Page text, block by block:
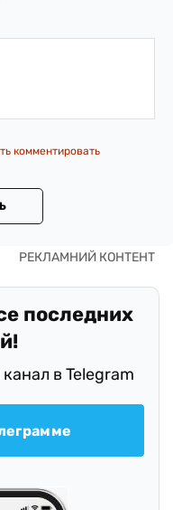
комментировать
последних
в Telegram